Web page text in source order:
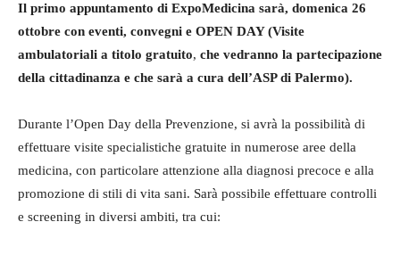
Il primo appuntamento di ExpoMedicina sarà, domenica 26
ottobre con eventi, convegni e OPEN DAY (Visite
ambulatoriali a titolo gratuito, che vedranno la partecipazione
della cittadinanza e che sarà a cura dell’ASP di Palermo).
Durante l’Open Day della Prevenzione, si avrà la possibilità di
effettuare visite specialistiche gratuite in numerose aree della
medicina, con particolare attenzione alla diagnosi precoce e alla
promozione di stili di vita sani. Sarà possibile effettuare controlli
e screening in diversi ambiti, tra cui: